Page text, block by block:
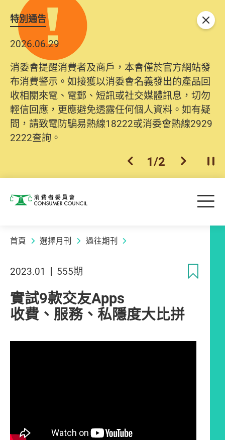
特別通告
2026.06.29
消委會提醒消費者及商戶，本會僅於官方網站發
布消費警示。如接獲以消委會名義發出的產品回
收相關來電、電郵、短訊或社交媒體訊息，切勿
輕信回應，更應避免透露任何個人資料。如有疑
問，請致電防騙易熱線18222或消委會熱線2929
2222查詢。
上一個
1/2 下一個開
關閉
消費者委員會 目
首頁 選擇月刊 過往期刊
2023.01 555期
實試9款交友Apps
收費、服務、私隱度大比拼